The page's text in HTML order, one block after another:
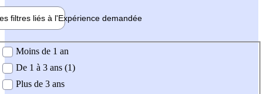
filtres liés à l'Expérience demandée
demandée
Moins de 1 an
De 1 à 3 ans (1)
Plus de 3 ans